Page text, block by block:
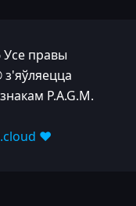
Усе правы
з'яўляецца
P.A.G.M.
❤️